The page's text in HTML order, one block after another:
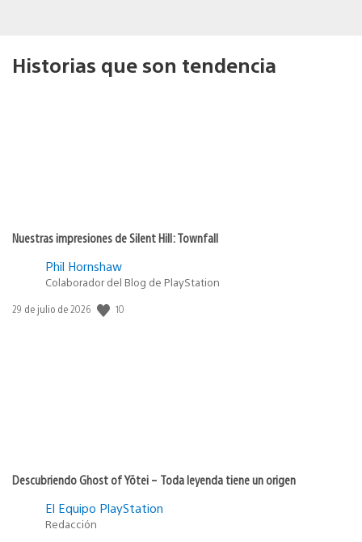
Historias que son tendencia
Nuestras impresiones de Silent Hill: Townfall
Phil Hornshaw
Colaborador del Blog de PlayStation
Fecha
29 de julio de 2026 10
Descubriendo Ghost of Yōtei – Toda leyenda tiene un origen
El Equipo PlayStation
Redacción